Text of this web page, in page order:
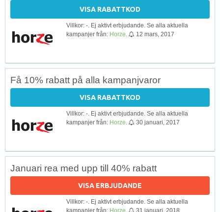
VISA RABATTKOD
Villkor: -. Ej aktivt erbjudande. Se alla aktuella
kampanjer från: Horze 12 mars, 2017
Få 10% rabatt på alla kampanjvaror
VISA RABATTKOD
Villkor: -. Ej aktivt erbjudande. Se alla aktuella
kampanjer från: Horze 30 januari, 2017
Januari rea med upp till 40% rabatt
VISA ERBJUDANDE
Villkor: -. Ej aktivt erbjudande. Se alla aktuella
kampanjer från: Horze 31 januari, 2018